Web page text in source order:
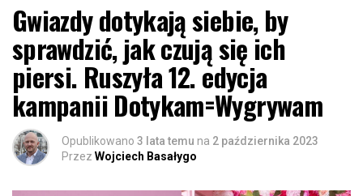
Gwiazdy dotykają siebie, by
sprawdzić, jak czują się ich
piersi. Ruszyła 12. edycja
kampanii Dotykam=Wygrywam
Opublikowano 3 lata temu na 2 października 2023
Przez Wojciech Basałygo